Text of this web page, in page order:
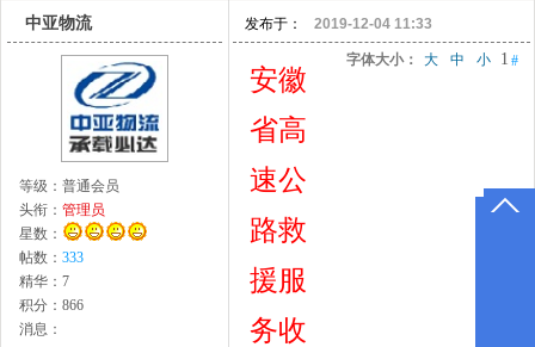
中亚物流
等级： 普通会员
头衔： 管理员
星数：
帖数： 333
精华： 7
积分： 866
消息：
发布于： 2019-12-04 11:33
字体大小： 大 中 小 1 #
安徽
省高
速公
路救
援服
务收